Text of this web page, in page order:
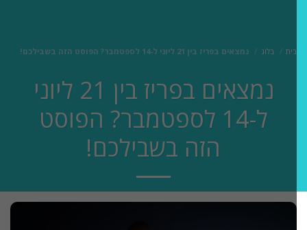
בית בלוג נמצאים בפריז בין 21 ליוני ל-14 לספטמבר? הפוסט הזה בשבילכם!
נמצאים בפריז בין 21 ליוני
ל-14 לספטמבר? הפוסט
הזה בשבילכם!